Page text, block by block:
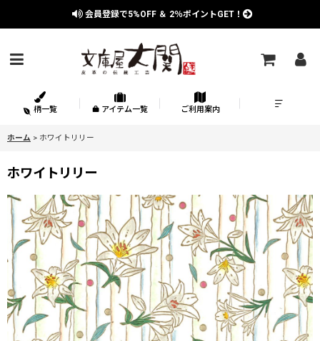
会員登録で5%OFF ＆ 2％ポイントGET！
柄一覧 アイテム一覧 ご利用案内
ホーム > ホワイトリリー
ホワイトリリー